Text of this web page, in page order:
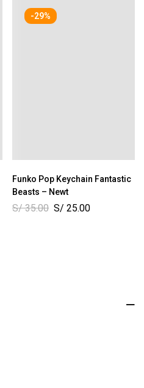
-29%
Funko Pop Keychain Fantastic
Beasts – Newt
S/35.00 S/ 25.00